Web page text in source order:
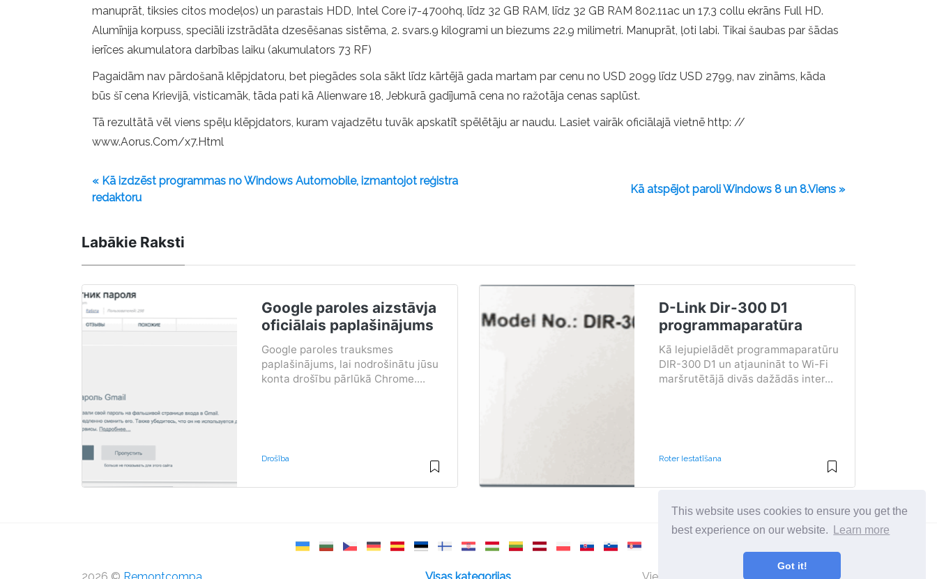
This website uses cookies to ensure you get the
best experience on our website.
Learn more
Got it!
manuprāt, tiksies citos modeļos) un parastais HDD, Intel Core i7-4700hq, līdz 32 GB RAM, līdz 32 GB RAM 802.11ac un 17.3 collu ekrāns Full HD.
Alumīnija korpuss, speciāli izstrādāta dzesēšanas sistēma, 2. svars.9 kilogrami un biezums 22.9 milimetri. Manuprāt, ļoti labi. Tikai šaubas par šādas
ierīces akumulatora darbības laiku (akumulators 73 RF)
Pagaidām nav pārdošanā klēpjdatoru, bet piegādes sola sākt līdz kārtējā gada martam par cenu no USD 2099 līdz USD 2799, nav zināms, kāda
būs šī cena Krievijā, visticamāk, tāda pati kā Alienware 18, Jebkurā gadījumā cena no ražotāja cenas saplūst.
Tā rezultātā vēl viens spēļu klēpjdators, kuram vajadzētu tuvāk apskatīt spēlētāju ar naudu. Lasiet vairāk oficiālajā vietnē http: //
www.Aorus.Com/x7.Html
« Kā izdzēst programmas no Windows Automobile, izmantojot reģistra
redaktoru
Kā atspējot paroli Windows 8 un 8.Viens »
Labākie Raksti
Google paroles aizstāvja
oficiālais paplašinājums
Google paroles trauksmes
paplašinājums, lai nodrošinātu jūsu
konta drošību pārlūkā Chrome....
Drošība
D-Link Dir-300 D1
programmaparatūra
Kā lejupielādēt programmaparatūru
DIR-300 D1 un atjaunināt to Wi-Fi
maršrutētājā divās dažādās inter...
Roter Iestatīšana